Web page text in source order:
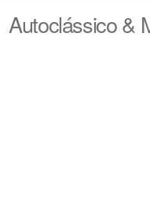
Autoclássico &